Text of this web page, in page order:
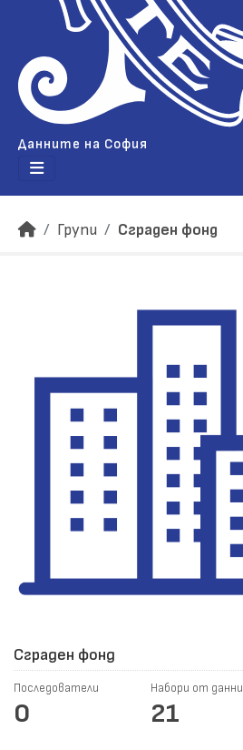
Данните на София
Групи Сграден фонд
Сграден фонд
Последователи
0
Набори от данни
21